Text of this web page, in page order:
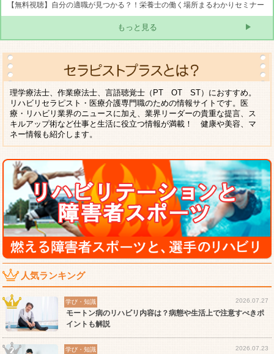
【無料視聴】自分の適職が見つかる？！栄養士の働く場所まるわかりセミナー
もっと見る
理学療法士、作業療法士、言語聴覚士（PT OT ST）におすすめ。
リハビリセラピスト・医療介護専門職のための情報サイトです。医
療・リハビリ業界のニュースに加え、業界リーダーの貴重な提言、ス
キルアップ術など仕事と生活に役立つ情報が満載！ 健康や美容、マ
ネー情報も紹介します。
人気ランキング
学び・知識 2026.07.27
モートン病のリハビリ内容は？病態や生活上で注意すべきポ
イントも解説
学び・知識 2026.07.23